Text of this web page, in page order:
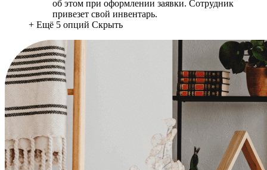
об этом при оформлении заявки. Сотрудник
привезет свой инвентарь.
+ Ещё 5 опций Скрыть